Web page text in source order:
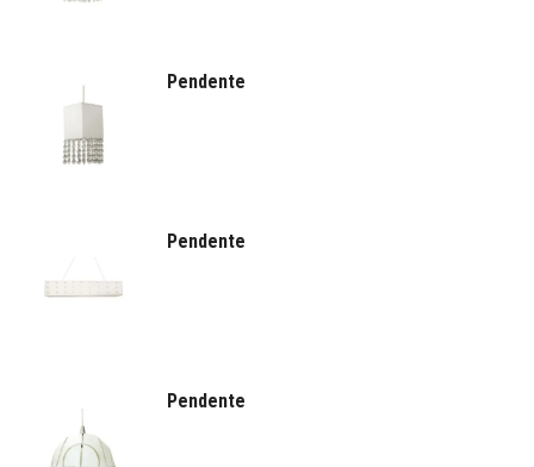
Pendente
Pendente
Pendente